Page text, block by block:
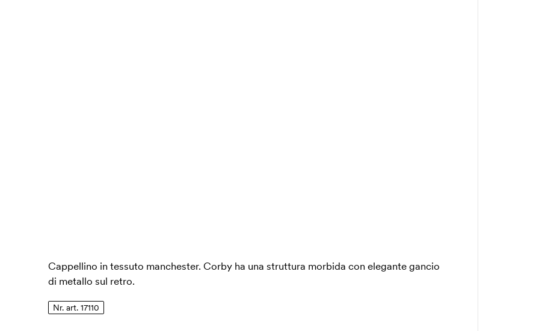
Cappellino in tessuto manchester. Corby ha una struttura morbida con elegante gancio
di metallo sul retro.
Nr. art. 17110